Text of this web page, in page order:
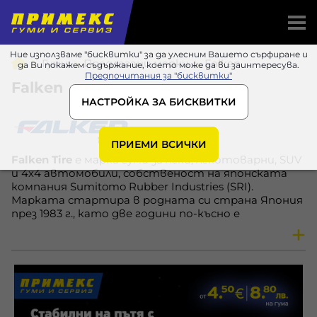
Ние използваме "бисквитки" за да улесним Вашето сърфиране и
да Ви покажем съдържание, което може да ви заинтересува.
Предпочитания за "бисквитки"
НАСТРОЙКА ЗА БИСКВИТКИ
ПРИЕМИ ВСИЧКИ
Гуми Предлагани марки Falken
Falken
Falken Tire е марка гуми за леки, лекотоварни, SUV
и 4х4 автомобили, собственост на японската
компания Sumitomo Rubber Industries (SRI).
Марката стартира в родната си страна Япония
през 1983 г., като две години по-късно е
представена на пазара в Северна Америка, а през
Европа.
В наши дниFalken
марка, която се фокусира върху разработката и
производството на широка гама UHP гуми (Ultra